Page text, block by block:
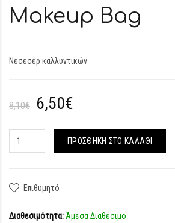
Makeup Bag
Νεσεσέρ καλλυντικών
8,10€ 6,50€
ΠΡΟΣΘΉΚΗ ΣΤΟ ΚΑΛΆΘΙ
Επιθυμητό
Διαθεσιμότητα: Άμεσα Διαθέσιμο